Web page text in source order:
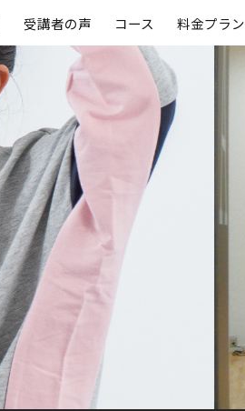
受講者の声 コース 料金プラン